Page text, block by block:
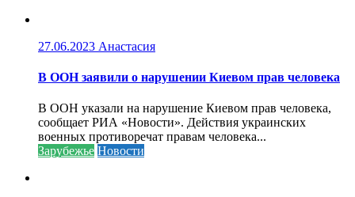
27.06.2023 Анастасия
В ООН заявили о нарушении Киевом прав человека
В ООН указали на нарушение Киевом прав человека,
сообщает РИА «Новости». Действия украинских
военных противоречат правам человека...
Зарубежье Новости